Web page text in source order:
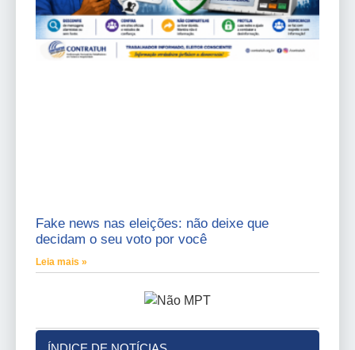
Fake news nas eleições: não deixe que
decidam o seu voto por você
Leia mais »